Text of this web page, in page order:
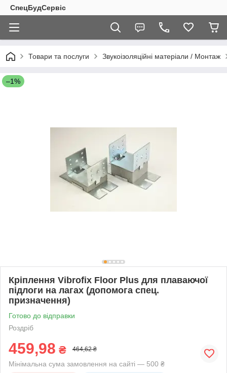
СпецБудСервіс
Товари та послуги Звукоізоляційні матеріали / Монтаж
–1%
Кріплення Vibrofix Floor Plus для плаваючої
підлоги на лагах (допомога спец.
призначення)
Готово до відправки
Роздріб
459,98 ₴ 464,62 ₴
Мінімальна сума замовлення на сайті — 500 ₴